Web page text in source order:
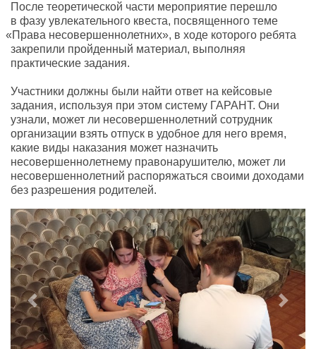
После теоретической части мероприятие перешло
в фазу увлекательного квеста, посвященного теме
«Права несовершеннолетних», в ходе которого ребята
закрепили пройденный материал, выполняя
практические задания.
Участники должны были найти ответ на кейсовые
задания, используя при этом систему ГАРАНТ. Они
узнали, может ли несовершеннолетний сотрудник
организации взять отпуск в удобное для него время,
какие виды наказания может назначить
несовершеннолетнему правонарушителю, может ли
несовершеннолетний распоряжаться своими доходами
без разрешения родителей.
Previous Next